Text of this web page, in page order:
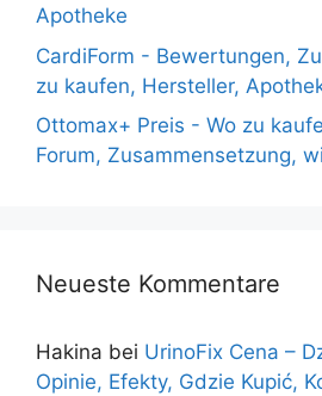
Apotheke
CardiForm - Bewertungen,
zu kaufen, Hersteller,
Ottomax+ Preis - Wo zu
Forum, Zusammensetzung,
Neueste Kommentare
Hakina bei UrinoFix Cena –
Opinie, Efekty, Gdzie Kupić,